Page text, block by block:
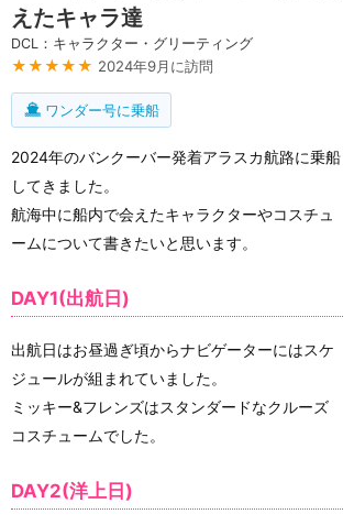
えたキャラ達
DCL：キャラクター・グリーティング
★★★★★ 2024年9月に訪問
ワンダー号に乗船
2024年のバンクーバー発着アラスカ航路に乗船
してきました。
航海中に船内で会えたキャラクターやコスチュ
ームについて書きたいと思います。
DAY1(出航日)
出航日はお昼過ぎ頃からナビゲーターにはスケ
ジュールが組まれていました。
ミッキー&フレンズはスタンダードなクルーズ
コスチュームでした。
DAY2(洋上日)